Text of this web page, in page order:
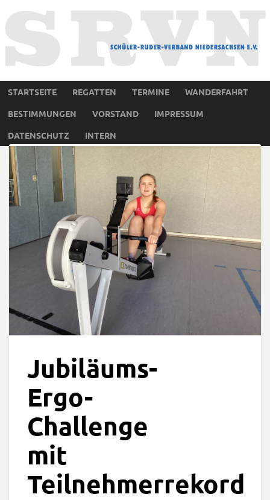
STARTSEITE REGATTEN TERMINE
WANDERFAHRT
BESTIMMUNGEN
VORSTAND
IMPRESSUM
DATENSCHUTZ
INTERN
Jubiläums-
Ergo-
Challenge
mit
Teilnehmerrekord